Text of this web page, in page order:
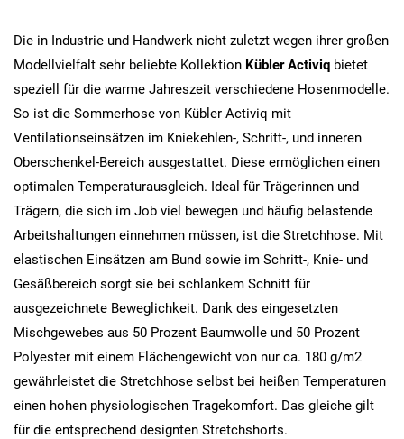
Die in Industrie und Handwerk nicht zuletzt wegen ihrer großen
Modellvielfalt sehr beliebte Kollektion Kübler Activiq bietet
speziell für die warme Jahreszeit verschiedene Hosenmodelle.
So ist die Sommerhose von Kübler Activiq mit
Ventilationseinsätzen im Kniekehlen-, Schritt-, und inneren
Oberschenkel-Bereich ausgestattet. Diese ermöglichen einen
optimalen Temperaturausgleich. Ideal für Trägerinnen und
Trägern, die sich im Job viel bewegen und häufig belastende
Arbeitshaltungen einnehmen müssen, ist die Stretchhose. Mit
elastischen Einsätzen am Bund sowie im Schritt-, Knie- und
Gesäßbereich sorgt sie bei schlankem Schnitt für
ausgezeichnete Beweglichkeit. Dank des eingesetzten
Mischgewebes aus 50 Prozent Baumwolle und 50 Prozent
Polyester mit einem Flächengewicht von nur ca. 180 g/m2
gewährleistet die Stretchhose selbst bei heißen Temperaturen
einen hohen physiologischen Tragekomfort. Das gleiche gilt
für die entsprechend designten Stretchshorts.